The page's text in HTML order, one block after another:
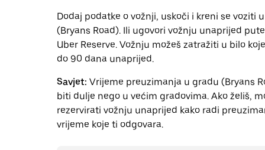
Dodaj podatke o vožnji, uskoči i kreni se voziti
(Bryans Road). Ili ugovori vožnju unaprijed
Uber Reserve. Vožnju možeš zatražiti u bilo
do 90 dana unaprijed.
Savjet: Vrijeme preuzimanja u gradu (Bryans
biti dulje nego u većim gradovima. Ako želiš,
rezervirati vožnju unaprijed kako radi
vrijeme koje ti odgovara.